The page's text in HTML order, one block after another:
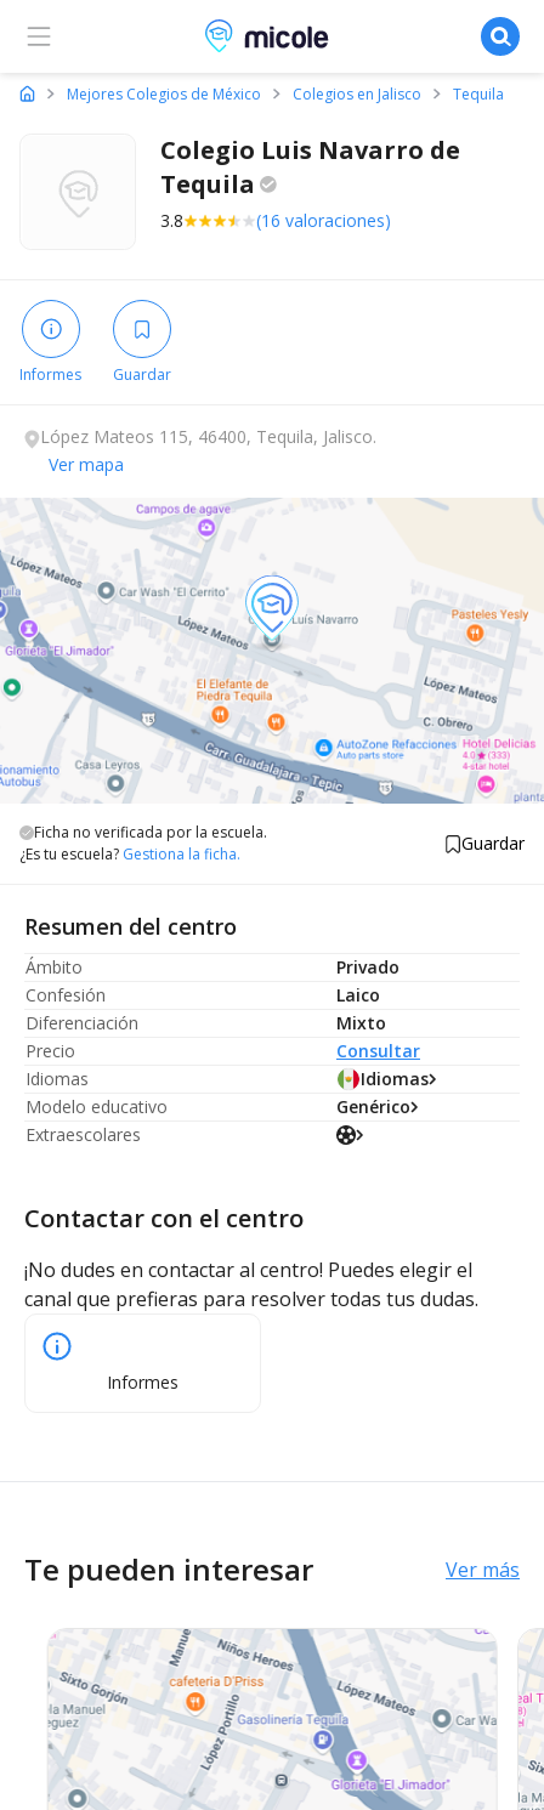
Micole, buscador de colegios
Mejores Colegios de México Colegios en Jalisco Tequila
Colegio Luis Navarro de
Tequila
3.8 (16 valoraciones)
Informes Guardar
López Mateos 115, 46400, Tequila, Jalisco.
Ver mapa
Ficha no verificada por la escuela.
¿Es tu escuela? Gestiona la ficha. Guardar
Resumen del centro
Ámbito
Privado
Confesión
Laico
Diferenciación
Mixto
Precio
Consultar
Idiomas
Idiomas
Modelo educativo
Genérico
Extraescolares
Contactar con el centro
¡No dudes en contactar al centro! Puedes elegir el
canal que prefieras para resolver todas tus dudas.
Informes
Te pueden interesar Ver más